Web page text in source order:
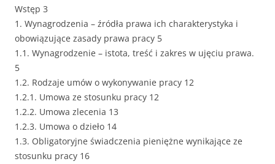
Wstęp 3
1. Wynagrodzenia – źródła prawa ich charakterystyka i
obowiązujące zasady prawa pracy 5
1.1. Wynagrodzenie – istota, treść i zakres w ujęciu prawa.
5
1.2. Rodzaje umów o wykonywanie pracy 12
1.2.1. Umowa ze stosunku pracy 12
1.2.2. Umowa zlecenia 13
1.2.3. Umowa o dzieło 14
1.3. Obligatoryjne świadczenia pieniężne wynikające ze
stosunku pracy 16